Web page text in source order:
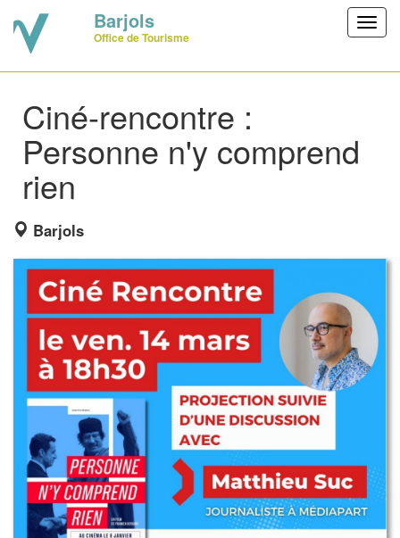
Barjols
Office de Tourisme
Ciné-rencontre :
Personne n'y comprend
rien
Barjols